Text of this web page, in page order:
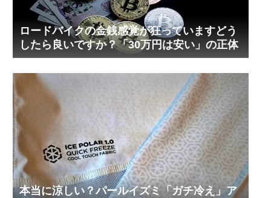
ロードバイクの金銭感覚が狂っていますどう
したら良いですか？「30万円は安い」の正体
本当に涼しい？パールイズミ「ガチ冷え」ア